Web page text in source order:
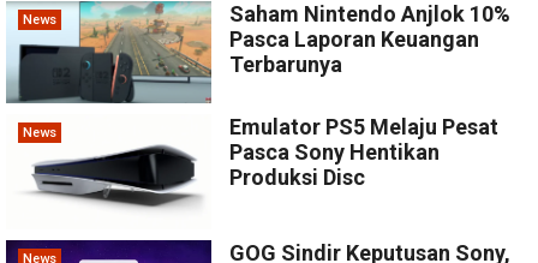
News
Saham Nintendo Anjlok 10%
Pasca Laporan Keuangan
Terbarunya
News
Emulator PS5 Melaju Pesat
Pasca Sony Hentikan
Produksi Disc
News
GOG Sindir Keputusan Sony,